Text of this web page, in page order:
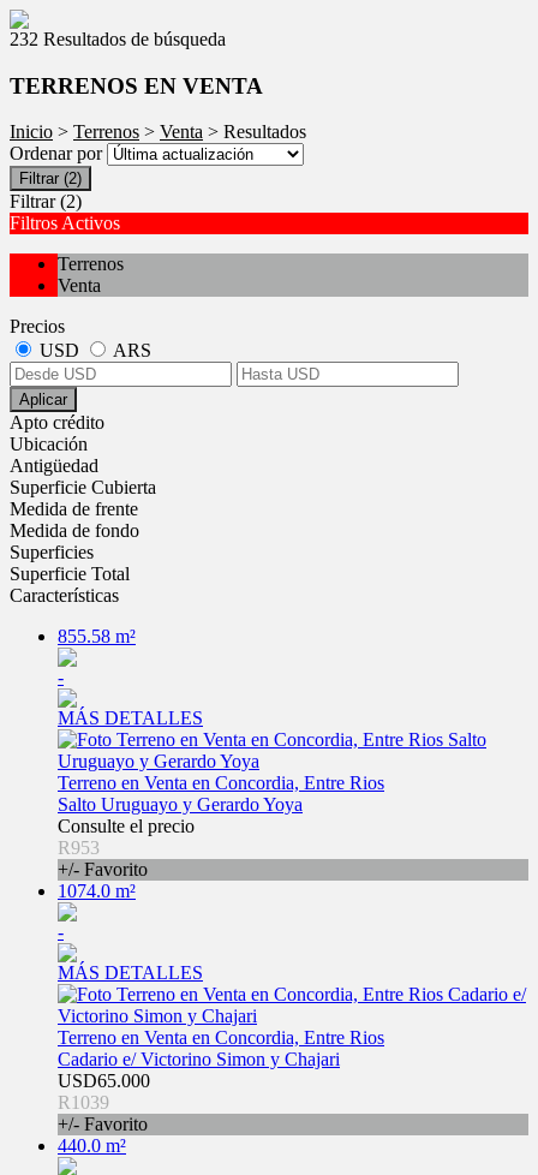
232 Resultados de búsqueda
TERRENOS EN VENTA
Inicio > Terrenos > Venta > Resultados
Ordenar por
Filtrar (2)
Filtrar (2)
Filtros Activos
Terrenos
Venta
Precios
USD
ARS
Aplicar
Apto crédito
Ubicación
Antigüedad
Superficie Cubierta
Medida de frente
Medida de fondo
Superficies
Superficie Total
Características
855.58 m²
-
MÁS DETALLES
Terreno en Venta en Concordia, Entre Rios
Salto Uruguayo y Gerardo Yoya
Consulte el precio
R953
+/- Favorito
1074.0 m²
-
MÁS DETALLES
Terreno en Venta en Concordia, Entre Rios
Cadario e/ Victorino Simon y Chajari
USD65.000
R1039
+/- Favorito
440.0 m²